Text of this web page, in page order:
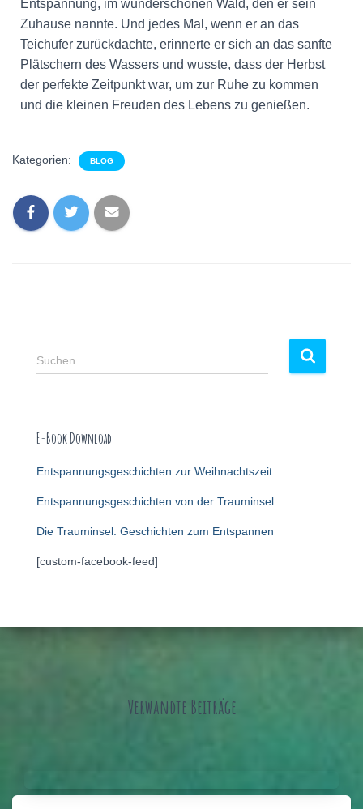
Entspannung, im wunderschönen Wald, den er sein
Zuhause nannte. Und jedes Mal, wenn er an das
Teichufer zurückdachte, erinnerte er sich an das sanfte
Plätschern des Wassers und wusste, dass der Herbst
der perfekte Zeitpunkt war, um zur Ruhe zu kommen
und die kleinen Freuden des Lebens zu genießen.
Kategorien: BLOG
Suchen …
E-Book Download
Entspannungsgeschichten zur Weihnachtszeit
Entspannungsgeschichten von der Trauminsel
Die Trauminsel: Geschichten zum Entspannen
[custom-facebook-feed]
Verwandte Beiträge